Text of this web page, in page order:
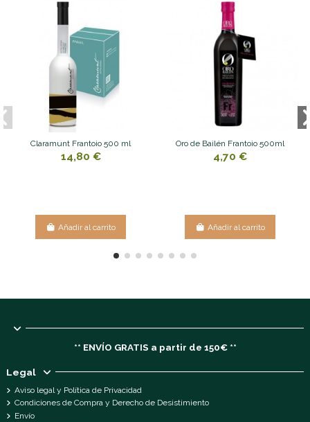
Claramunt Frantoio 500 ml
14,80 €
Añadir al carrito
Oro de Bailén Frantoio 500ml
4,70 €
Añadir al carrito
** ENVÍO GRATIS a partir de 150€ **
Legal
Aviso legal y Política de Privacidad
Condiciones de Compra y Derecho de Desistimiento
Envío